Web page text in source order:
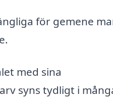
för gemene
med sina
syns tydligt i